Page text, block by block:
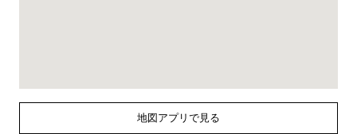
地図アプリで見る